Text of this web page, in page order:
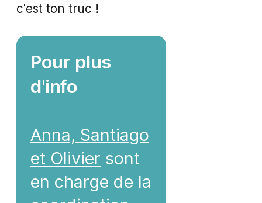
c'est ton truc !
Pour plus
d'info
Anna, Santiago
et Olivier sont
en charge de la